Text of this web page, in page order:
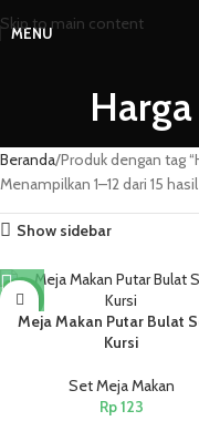
Skip to main content
MENU
Beranda Produk dengan tag
Menampilkan 1–12 dari 15 hasil
Show sidebar
NEW
Meja Makan Putar Bulat
Kursi
Set Meja Makan
Rp123